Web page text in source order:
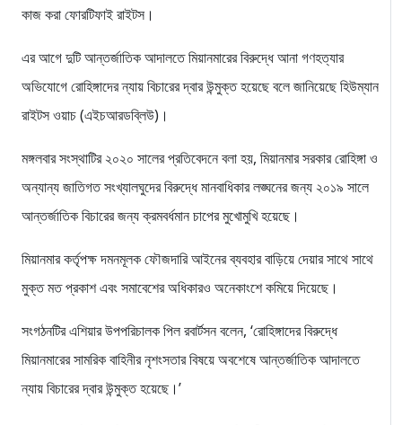
কাজ করা ফোরটিফাই রাইটস।
এর আগে দুটি আন্তর্জাতিক আদালতে মিয়ানমারের বিরুদ্ধে আনা গণহত্যার
অভিযোগে রোহিঙ্গাদের ন্যায় বিচারের দ্বার উন্মুক্ত হয়েছে বলে জানিয়েছে হিউম্যান
রাইটস ওয়াচ (এইচআরডব্লিউ)।
মঙ্গলবার সংস্থাটির ২০২০ সালের প্রতিবেদনে বলা হয়, মিয়ানমার সরকার রোহিঙ্গা ও
অন্যান্য জাতিগত সংখ্যালঘুদের বিরুদ্ধে মানবাধিকার লঙ্ঘনের জন্য ২০১৯ সালে
আন্তর্জাতিক বিচারের জন্য ক্রমবর্ধমান চাপের মুখোমুখি হয়েছে।
মিয়ানমার কর্তৃপক্ষ দমনমূলক ফৌজদারি আইনের ব্যবহার বাড়িয়ে দেয়ার সাথে সাথে
মুক্ত মত প্রকাশ এবং সমাবেশের অধিকারও অনেকাংশে কমিয়ে দিয়েছে।
সংগঠনটির এশিয়ার উপপরিচালক পিল রবার্টসন বলেন, ‘রোহিঙ্গাদের বিরুদ্ধে
মিয়ানমারের সামরিক বাহিনীর নৃশংসতার বিষয়ে অবশেষে আন্তর্জাতিক আদালতে
ন্যায় বিচারের দ্বার উন্মুক্ত হয়েছে।’